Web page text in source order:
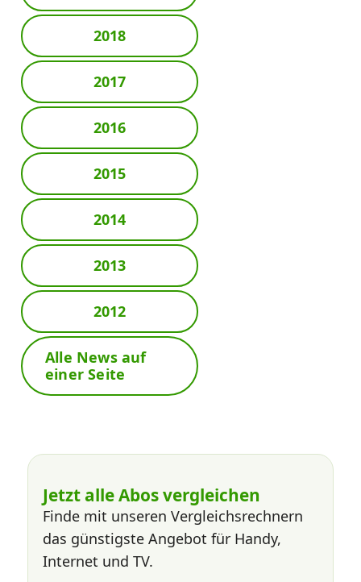
2018
2017
2016
2015
2014
2013
2012
Alle News auf
einer Seite
Jetzt alle Abos vergleichen
Finde mit unseren Vergleichsrechnern
das günstigste Angebot für Handy,
Internet und TV.